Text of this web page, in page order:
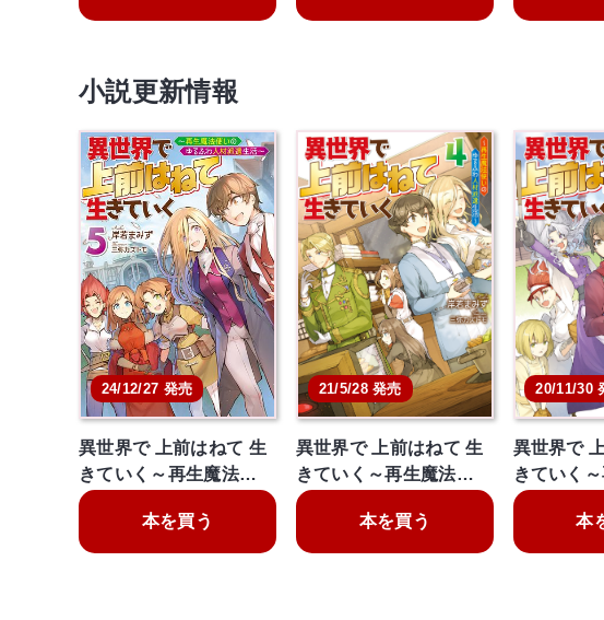
小説更新情報
24/12/27 発売
異世界で 上前はねて 生
きていく～再生魔法…
本を買う
21/5/28 発売
異世界で 上前はねて 生
きていく～再生魔法…
本を買う
20/11/30
異世界で
きていく
本